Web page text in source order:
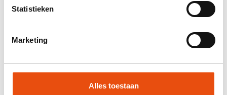
Statistieken
Marketing
Alles toestaan
vanaf € 0,03